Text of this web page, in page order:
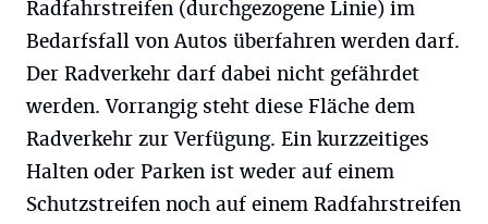
Radfahrstreifen (durchgezogene Linie) im
Bedarfsfall von Autos überfahren werden darf.
Der Radverkehr darf dabei nicht gefährdet
werden. Vorrangig steht diese Fläche dem
Radverkehr zur Verfügung. Ein kurzzeitiges
Halten oder Parken ist weder auf einem
Schutzstreifen noch auf einem Radfahrstreifen